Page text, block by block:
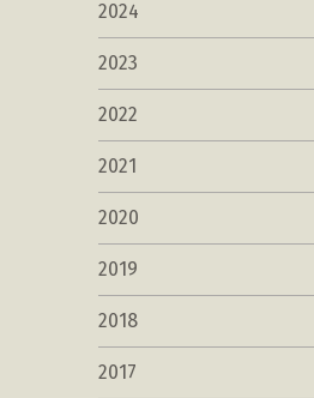
2024
2023
2022
2021
2020
2019
2018
2017